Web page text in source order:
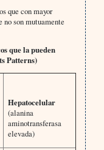
que con mayor
no son mutuamente
que la pueden
Patterns)
Hepatocelular
(alanina
aminotransferasa
elevada)